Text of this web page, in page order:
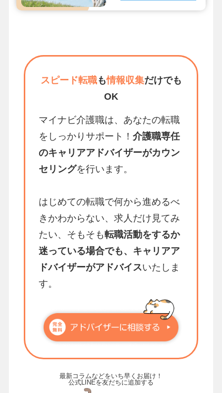
スピード転職も情報収集だけでも
OK
マイナビ介護職は、あなたの転職
をしっかりサポート！ 介護職専任
のキャリアアドバイザーがカウン
セリングを行います。
はじめての転職で何から進めるべ
きかわからない、求人だけ見てみ
たい、そもそも転職活動をするか
迷っている場合でも、キャリアア
ドバイザーがアドバイスいたしま
す。
最新コラムなどをいち早くお届け！
公式LINEを友だちに追加する